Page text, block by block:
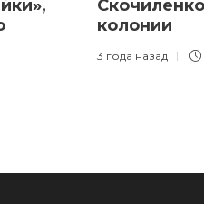
колонии
3 года назад